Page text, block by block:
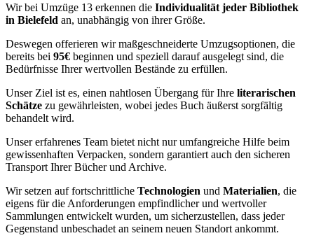
Wir bei Umzüge 13 erkennen die Individualität jeder Bibliothek
in Bielefeld an, unabhängig von ihrer Größe.
Deswegen offerieren wir maßgeschneiderte Umzugsoptionen, die
bereits bei 95€ beginnen und speziell darauf ausgelegt sind, die
Bedürfnisse Ihrer wertvollen Bestände zu erfüllen.
Unser Ziel ist es, einen nahtlosen Übergang für Ihre literarischen
Schätze zu gewährleisten, wobei jedes Buch äußerst sorgfältig
behandelt wird.
Unser erfahrenes Team bietet nicht nur umfangreiche Hilfe beim
gewissenhaften Verpacken, sondern garantiert auch den sicheren
Transport Ihrer Bücher und Archive.
Wir setzen auf fortschrittliche Technologien und Materialien, die
eigens für die Anforderungen empfindlicher und wertvoller
Sammlungen entwickelt wurden, um sicherzustellen, dass jeder
Gegenstand unbeschadet an seinem neuen Standort ankommt.